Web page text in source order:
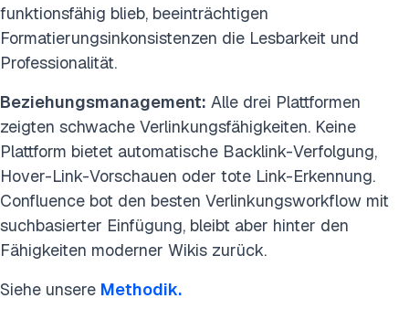
funktionsfähig blieb, beeinträchtigen
Formatierungsinkonsistenzen die Lesbarkeit und
Professionalität.
Beziehungsmanagement: Alle drei Plattformen
zeigten schwache Verlinkungsfähigkeiten. Keine
Plattform bietet automatische Backlink-Verfolgung,
Hover-Link-Vorschauen oder tote Link-Erkennung.
Confluence bot den besten Verlinkungsworkflow mit
suchbasierter Einfügung, bleibt aber hinter den
Fähigkeiten moderner Wikis zurück.
Siehe unsere Methodik.